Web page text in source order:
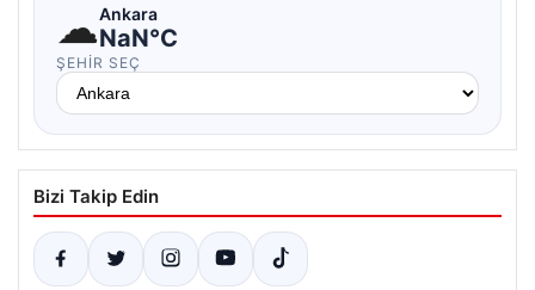
☁Ankara
NaN°C
ŞEHIR SEÇ
Bizi Takip Edin